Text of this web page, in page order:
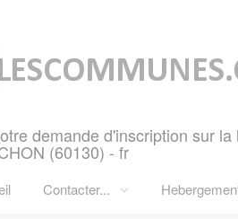
demande d'inscription sur
(60130) - fr
Contacter...